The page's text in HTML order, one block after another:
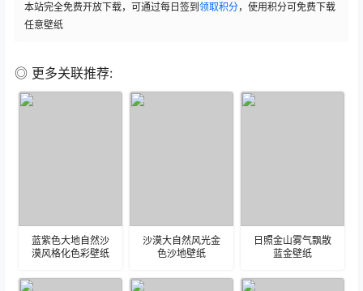
本站完全免费开放下载，可通过每日签到 领取积分，使用积分可免费下载
任意壁纸
◎ 更多关联推荐:
蓝紫色大地自然沙
漠风格化色彩壁纸
沙漠大自然风光金
色沙地壁纸
日照金山雾气飘散
蓝金壁纸